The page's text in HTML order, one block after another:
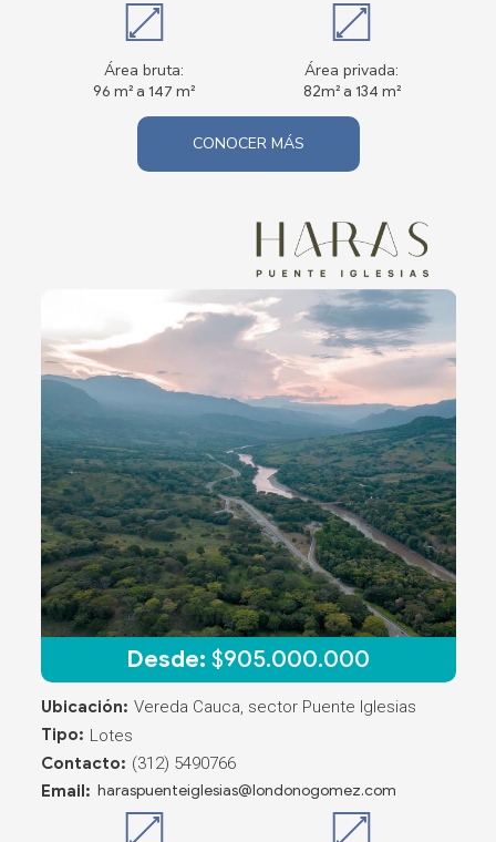
Área bruta:
96 m² a 147 m²
Área privada:
82m² a 134 m²
CONOCER MÁS
Desde: $905.000.000
Ubicación: Vereda Cauca, sector Puente Iglesias
Tipo: Lotes
Contacto: (312) 5490766
Email: haraspuenteiglesias@londonogomez.com